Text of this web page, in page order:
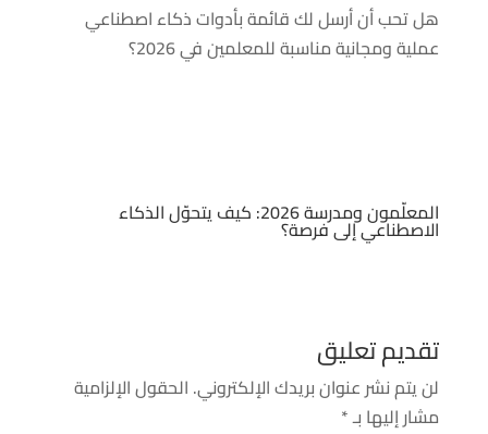
هل تحب أن أرسل لك قائمة بأدوات ذكاء اصطناعي
عملية ومجانية مناسبة للمعلمين في 2026؟
المعلّمون ومدرسة 2026: كيف يتحوّل الذكاء
الاصطناعي إلى فرصة؟
تقديم تعليق
لن يتم نشر عنوان بريدك الإلكتروني. الحقول الإلزامية
مشار إليها بـ*